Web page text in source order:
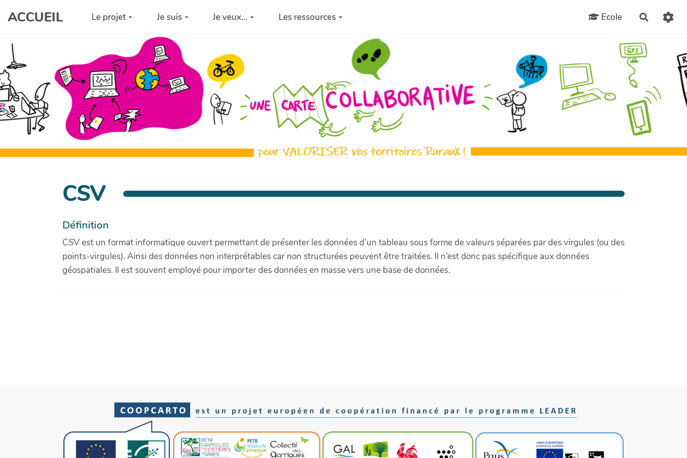
Aller au contenu principal
ACCUEIL Le projet Je suis Je veux... Les ressources Ecole
CSV
Définition
CSV est un format informatique ouvert permettant de présenter les données d’un tableau sous forme de valeurs séparées par des virgules (ou des
points-virgules). Ainsi des données non interprétables car non structurées peuvent être traitées. Il n’est donc pas spécifique aux données
géospatiales. Il est souvent employé pour importer des données en masse vers une base de données.